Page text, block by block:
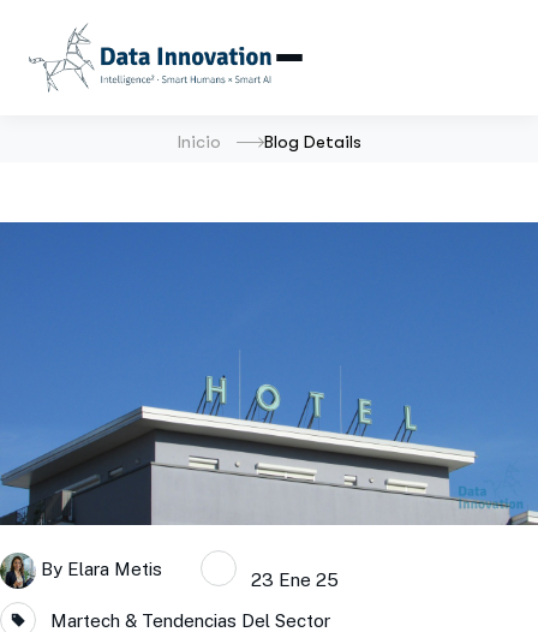
Inicio Blog Details
By Elara Metis
23 Ene 25
Martech & Tendencias Del Sector